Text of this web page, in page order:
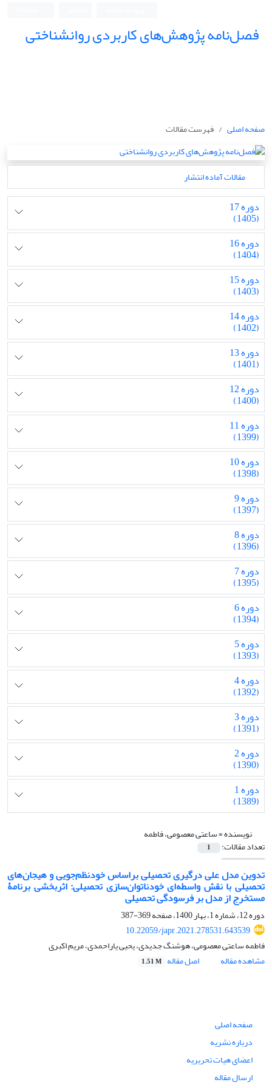
فصل‌نامه پژوهش‌های کاربردی روانشناختی
صفحه اصلی فهرست مقالات
مقالات آماده انتشار
دوره 17
(1405)
دوره 16
(1404)
دوره 15
(1403)
دوره 14
(1402)
دوره 13
(1401)
دوره 12
(1400)
دوره 11
(1399)
دوره 10
(1398)
دوره 9
(1397)
دوره 8
(1396)
دوره 7
(1395)
دوره 6
(1394)
دوره 5
(1393)
دوره 4
(1392)
دوره 3
(1391)
دوره 2
(1390)
دوره 1
(1389)
نویسنده =ساعتی معصومی، فاطمه
تعداد مقالات: 1
تدوین مدل علی درگیری تحصیلی براساس خودنظم‌جویی و هیجان‌های
تحصیلی با نقش واسطه‌ای خودناتوان‌سازی تحصیلی: اثربخشی برنامۀ
مستخرج از مدل بر فرسودگی تحصیلی
دوره 12، شماره 1، بهار 1400، صفحه
369-387
10.22059/japr.2021.278531.643539
فاطمه ساعتی معصومی، هوشنگ جدیدی، یحیی یاراحمدی، مریم اکبری
مشاهده مقاله
اصل مقاله 1.51 M
صفحه اصلی
درباره نشریه
اعضای هیات تحریریه
ارسال مقاله